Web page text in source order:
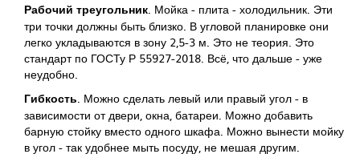
Рабочий треугольник. Мойка - плита - холодильник. Эти
три точки должны быть близко. В угловой планировке они
легко укладываются в зону 2,5-3 м. Это не теория. Это
стандарт по ГОСТу Р 55927-2018. Всё, что дальше - уже
неудобно.
Гибкость. Можно сделать левый или правый угол - в
зависимости от двери, окна, батареи. Можно добавить
барную стойку вместо одного шкафа. Можно вынести мойку
в угол - так удобнее мыть посуду, не мешая другим.